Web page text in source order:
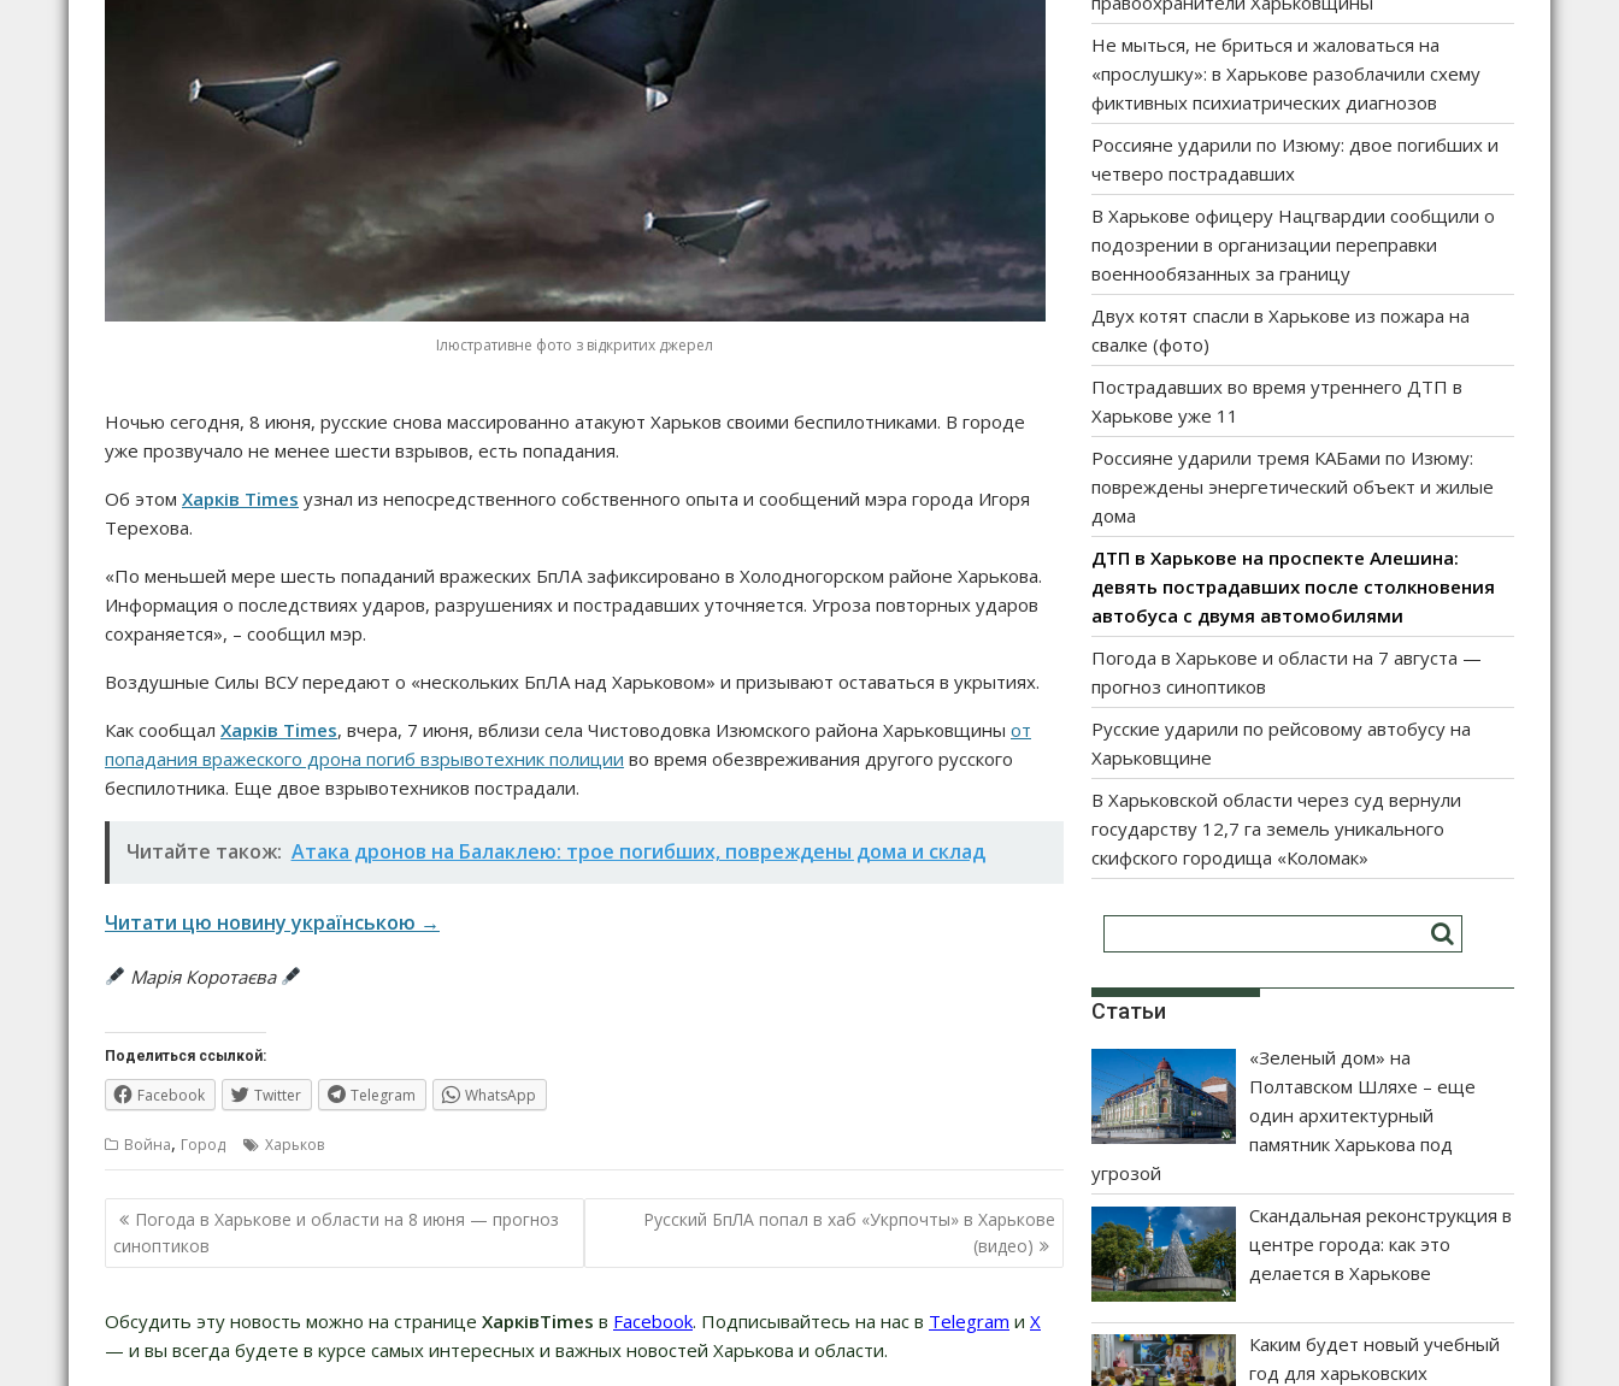
Ілюстративне фото з відкритих джерел
Ночью сегодня, 8 июня, русские снова массированно атакуют Харьков своими беспилотниками. В городе
уже прозвучало не менее шести взрывов, есть попадания.
Об этом Харків Times узнал из непосредственного собственного опыта и сообщений мэра города Игоря
Терехова.
«По меньшей мере шесть попаданий вражеских БпЛА зафиксировано в Холодногорском районе Харькова.
Информация о последствиях ударов, разрушениях и пострадавших уточняется. Угроза повторных ударов
сохраняется», – сообщил мэр.
Воздушные Силы ВСУ передают о «нескольких БпЛА над Харьковом» и призывают оставаться в укрытиях.
Как сообщал Харків Times, вчера, 7 июня, вблизи села Чистоводовка Изюмского района Харьковщины от
попадания вражеского дрона погиб взрывотехник полиции во время обезвреживания другого русского
беспилотника. Еще двое взрывотехников пострадали.
Читайте також: Атака дронов на Балаклею: трое погибших, повреждены дома и склад
Читати цю новину українською →
Марія Коротаєва
Поделиться ссылкой:
Facebook Twitter Telegram WhatsApp
Война, Город Харьков
Навигация
по
записям
Погода в Харькове и области на 8 июня — прогноз
синоптиков
Русский БпЛА попал в хаб «Укрпочты» в Харькове
(видео)
Обсудить эту новость можно на странице ХарківTimes в Facebook. Подписывайтесь на нас в Telegram и Х
— и вы всегда будете в курсе самых интересных и важных новостей Харькова и области.
Не мыться, не бриться и жаловаться на
«прослушку»: в Харькове разоблачили схему
фиктивных психиатрических диагнозов
Россияне ударили по Изюму: двое погибших и
четверо пострадавших
В Харькове офицеру Нацгвардии сообщили о
подозрении в организации переправки
военнообязанных за границу
Двух котят спасли в Харькове из пожара на
свалке (фото)
Пострадавших во время утреннего ДТП в
Харькове уже 11
Россияне ударили тремя КАБами по Изюму:
повреждены энергетический объект и жилые
дома
ДТП в Харькове на проспекте Алешина:
девять пострадавших после столкновения
автобуса с двумя автомобилями
Погода в Харькове и области на 7 августа —
прогноз синоптиков
Русские ударили по рейсовому автобусу на
Харьковщине
В Харьковской области через суд вернули
государству 12,7 га земель уникального
скифского городища «Коломак»
Статьи
«Зеленый дом» на
Полтавском Шляхе – еще
один архитектурный
памятник Харькова под
угрозой
Скандальная реконструкция в
центре города: как это
делается в Харькове
Каким будет новый учебный
год для харьковских